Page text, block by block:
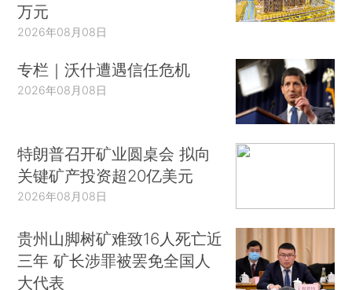
万元
2026年08月08日
专栏｜沃什遭遇信任危机
2026年08月08日
特朗普召开矿业圆桌会 拟向
关键矿产投资超20亿美元
2026年08月08日
贵州山脚树矿难致16人死亡近
三年 矿长涉罪被罢免全国人
大代表